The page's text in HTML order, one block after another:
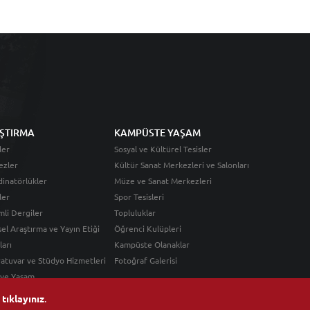
tıklayınız.
Dergiler
Araştırma ve Yayın Etiği
ve Stüdyo Hizmetleri
Yaşam
KAMPÜSTE YAŞAM
Sosyal ve Kültürel Tesisler
Kültür Sanat Merkezleri ve Salonları
Müze ve Sanat Merkezleri
Spor Tesisleri
Topluluklar
Öğrenci Kulüpleri
Kampüste Olanaklar
Fotoğraf Galerisi